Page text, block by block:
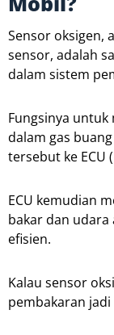
Sensor oksigen,
sensor, adalah
dalam sistem
Fungsinya
dalam gas
tersebut ke ECU
ECU kemudian
bakar dan
efisien.
Kalau sensor
pembakaran